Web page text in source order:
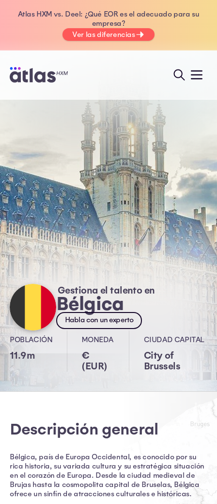
Atlas HXM vs. Deel: ¿Qué EOR es el adecuado para su
empresa?
Ver las diferencias
Gestiona el talento en
Bélgica
Habla con un experto
POBLACIÓN
11.9m
MONEDA
€
(EUR)
CIUDAD CAPITAL
City of
Brussels
Descripción general
Bélgica, país de Europa Occidental, es conocido por su
rica historia, su variada cultura y su estratégica situación
en el corazón de Europa. Desde la ciudad medieval de
Brujas hasta la cosmopolita capital de Bruselas, Bélgica
ofrece un sinfín de atracciones culturales e históricas.